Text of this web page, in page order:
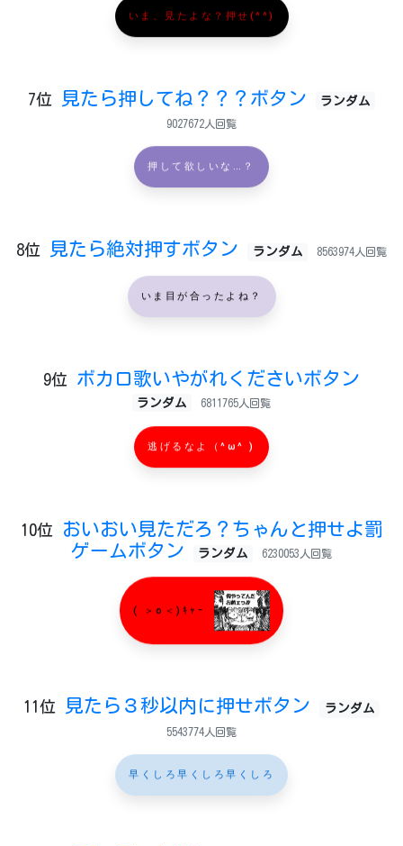
いま、見たよな？押せ(^^)
7位 見たら押してね？？？ボタン ランダム
9027672人回覧
押して欲しいな…？
8位 見たら絶対押すボタン ランダム 8563974人回覧
いま目が合ったよね？
9位 ボカロ歌いやがれくださいボタン
ランダム 6811765人回覧
逃げるなよ（^ω^ )
10位
おいおい見ただろ？ちゃんと押せよ罰
ゲームボタン
ランダム 6230053人回覧
( ＞o＜)ｷｬｰ
11位 見たら３秒以内に押せボタン ランダム
5543774人回覧
早くしろ早くしろ早くしろ